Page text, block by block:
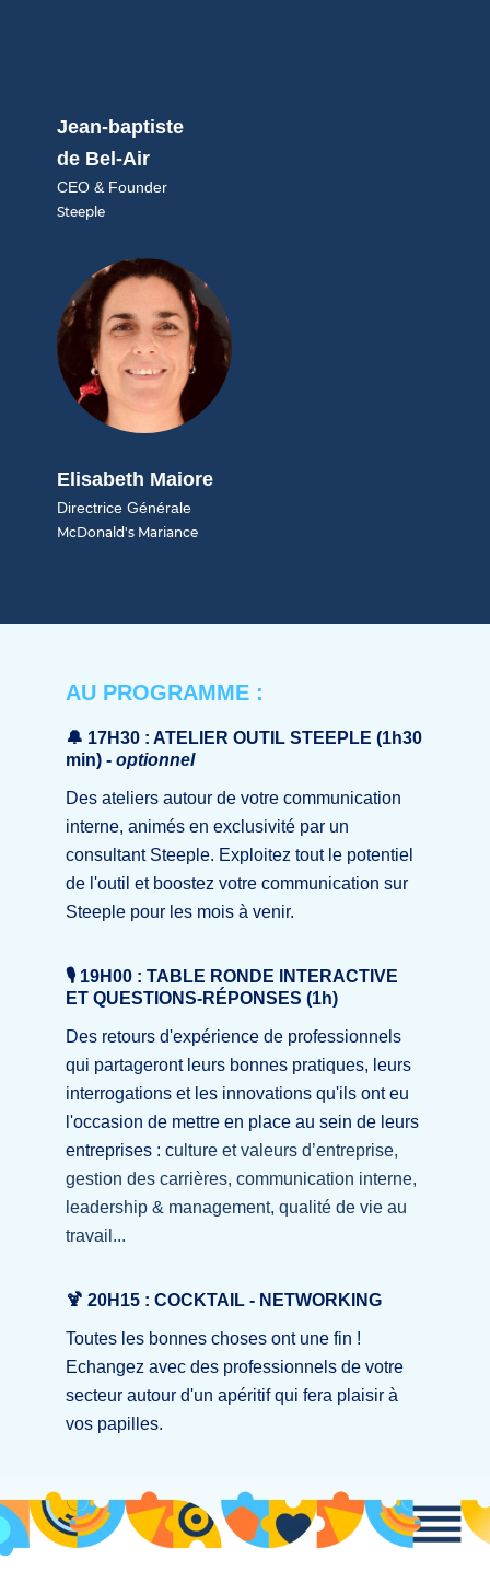
Jean-baptiste
de Bel-Air
CEO & Founder
Steeple
Elisabeth Maiore
Directrice Générale
McDonald's Mariance
AU PROGRAMME :
🔔 17H30 : ATELIER OUTIL STEEPLE (1h30
min) - optionnel
Des ateliers autour de votre communication
interne, animés en exclusivité par un
consultant Steeple. Exploitez tout le potentiel
de l'outil et boostez votre communication sur
Steeple pour les mois à venir.
🎙 19H00 : TABLE RONDE INTERACTIVE
ET QUESTIONS-RÉPONSES (1h)
Des retours d'expérience de professionnels
qui partageront leurs bonnes pratiques, leurs
interrogations et les innovations qu'ils ont eu
l'occasion de mettre en place au sein de leurs
entreprises : culture et valeurs d’entreprise,
gestion des carrières, communication interne,
leadership & management, qualité de vie au
travail...
🍹 20H15 : COCKTAIL - NETWORKING
Toutes les bonnes choses ont une fin !
Echangez avec des professionnels de votre
secteur autour d'un apéritif qui fera plaisir à
vos papilles.